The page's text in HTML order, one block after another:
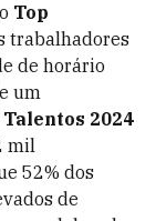
Top
trabalhadores
de horário
um
2024
mil
52% dos
de